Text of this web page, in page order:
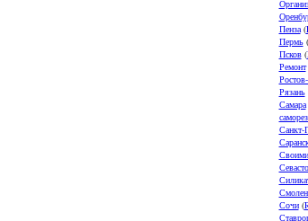
Пенза(
Пермь(
Псков(
Ремонт
Рязань
Самара
Санкт-
Сочи(